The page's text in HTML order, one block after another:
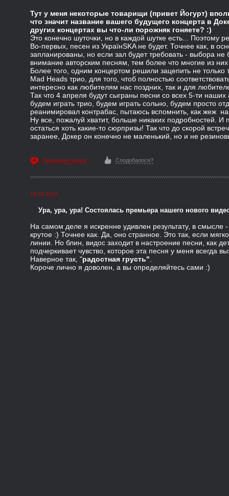
Тут у меня некоторые товарищи (привет Йогурт)
что значит название вашего будущего концерта в
других концертах вы что-ли порожняк гоняете? :)
Это конечно шуточки, но в каждой шутке есть... Поэтому
Во-первых, песен из УкраїнSKA не будет. Точнее как, в
запланированы, но если зал будет требовать - выбора
внимание авторским песням, тем более что многие из
Более того, одним концертом решили зацепить не только
Mad Heads трио, для того, чтоб полностью
интересно как любителям нас поздних, так и для
Так что 4 апреля будут сыграны песни со всех 5-ти
будем играть трио, будем играть сольно, будем просто
реанимировал контрабас, пытаюсь вспомнить, как жеж на
Ну все, пожалуй хватит, больше никаких подробностей. И
остаться хоть какие-то сюрпризы! Так что до скорой
заранее, Докер он конечно не маленький, но и не
Прокоментувати Сподобалося?
19.03.2010
Ура, ура, ура! Состоялась премьера нашего нового
На самом деле я искренне удивлен результату, в смысле
крутое :) Точнее как. Да, оно странное. Это так, если
линии. Но блин, видос заходит в настроение песни, как
подчеркивает чувство, которое эта песня у меня всегда
Наверное так, "радостная грусть"
Короче лично я доволен, а вы определяйтесь сами :)